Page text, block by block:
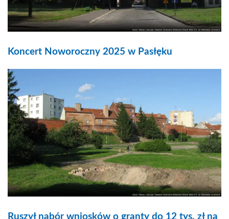
Koncert Noworoczny 2025 w Pasłęku
Ruszył nabór wniosków o granty do 12 tys. zł na